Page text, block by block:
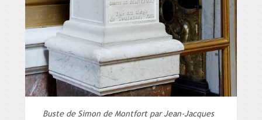
Buste de Simon de Montfort par Jean-Jacques